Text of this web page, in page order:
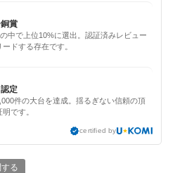
賞
中で上位10%に選出。認証済みレビュー
ドする存在です。
定
件の大台を達成。揺るぎない信頼の頂
です。
certified by
る